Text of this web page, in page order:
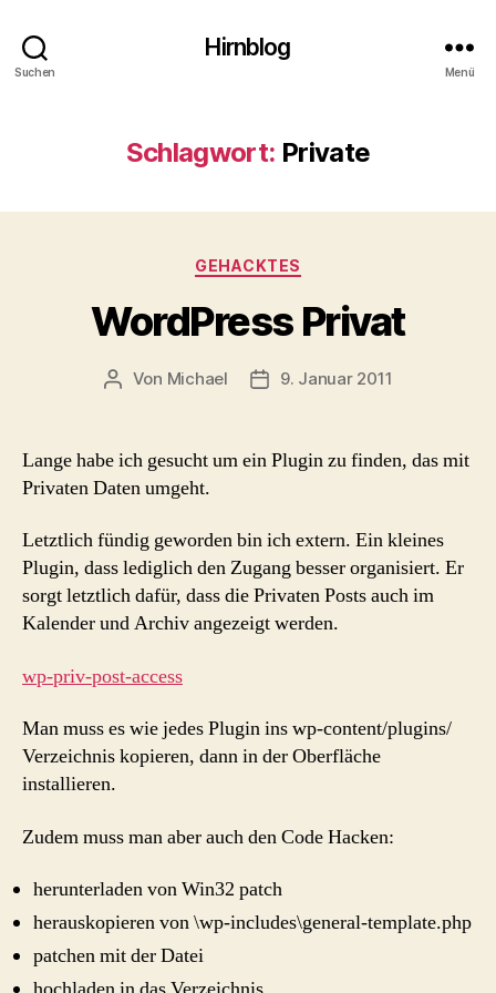
Suchen
Hirnblog
Menü
Schlagwort: Private
Kategorien
GEHACKTES
WordPress Privat
Beitragsautor
Von Michael Beitragsdatum
9. Januar 2011
Lange habe ich gesucht um ein Plugin zu finden, das mit
Privaten Daten umgeht.
Letztlich fündig geworden bin ich extern. Ein kleines
Plugin, dass lediglich den Zugang besser organisiert. Er
sorgt letztlich dafür, dass die Privaten Posts auch im
Kalender und Archiv angezeigt werden.
wp-priv-post-access
Man muss es wie jedes Plugin ins wp-content/plugins/
Verzeichnis kopieren, dann in der Oberfläche
installieren.
Zudem muss man aber auch den Code Hacken:
herunterladen von Win32 patch
herauskopieren von \wp-includes\general-template.php
patchen mit der Datei